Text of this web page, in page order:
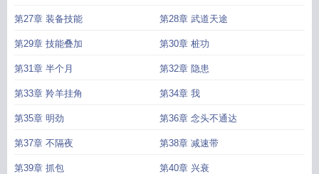
第27章 装备技能 第28章 武道天途
第29章 技能叠加 第30章 桩功
第31章 半个月 第32章 隐患
第33章 羚羊挂角 第34章 我
第35章 明劲 第36章 念头不通达
第37章 不隔夜 第38章 减速带
第39章 抓包 第40章 兴衰